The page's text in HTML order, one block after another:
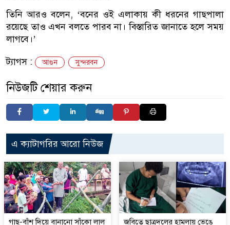
তিনি আরও বলেন, ‘বনের ওই এলাকায় কী ধরনের গাছপালা
রয়েছে তাও এখন বলতে পারব না। বিস্তারিত জানাতে হলে সময়
লাগবে।’
ট্যাগস :
আগুন সুন্দরবন
নিউজটি শেয়ার করুন
এ ক্যাটাগরির আরো নিউজ
গাছ-বাঁশ দিয়ে বানানো সাঁকো লাল
জবিতে ছাত্রদলের হামলায় ভেঙে